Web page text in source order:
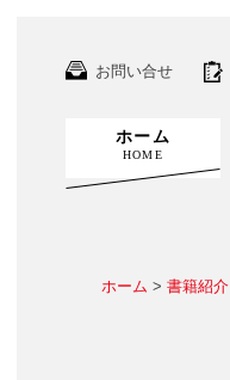
お問い合せ
ホーム
HOME
ホーム > 書籍紹介